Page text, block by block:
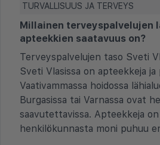
TURVALLISUUS JA TERVEYS
Millainen terveyspalvelujen
apteekkien saatavuus on?
Terveyspalvelujen taso Sveti
Sveti Vlasissa on apteekkeja ja
Vaativammassa hoidossa
Burgasissa tai Varnassa ovat
saavutettavissa. Apteekkeja
henkilökunnasta moni puhuu